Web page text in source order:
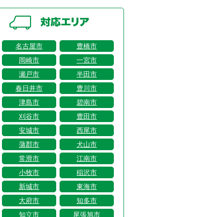
名古屋市
豊橋市
岡崎市
一宮市
瀬戸市
半田市
春日井市
豊川市
津島市
碧南市
刈谷市
豊田市
安城市
西尾市
蒲郡市
犬山市
常滑市
江南市
小牧市
稲沢市
新城市
東海市
大府市
知多市
知立市
尾張旭市